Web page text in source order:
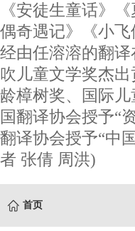
《安徒生童话》
偶奇遇记》《小
经由任溶溶的翻
吹儿童文学奖杰
龄樟树奖、国际
国翻译协会授予“
翻译协会授予“
者 张倩 周洪)
首页